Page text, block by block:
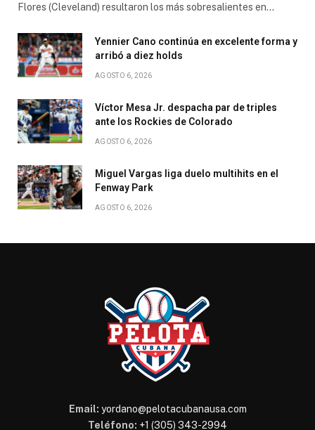
Flores (Cleveland) resultaron los más sobresalientes en…
Yennier Cano continúa en excelente forma y
arribó a diez holds
AGOSTO 6, 2026
Víctor Mesa Jr. despacha par de triples
ante los Rockies de Colorado
AGOSTO 6, 2026
Miguel Vargas liga duelo multihits en el
Fenway Park
AGOSTO 6, 2026
Email: yordano@pelotacubanausa.com
Teléfono: +1 (305) 343-2994